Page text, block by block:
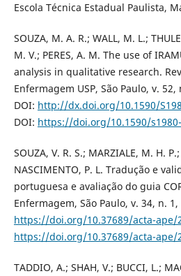
Escola Técnica Estadual Paulista,
SOUZA, M. A. R.; WALL, M. L.;
M. V.; PERES, A. M. The use of
analysis in qualitative research.
Enfermagem USP, São Paulo, v.
DOI: http://dx.doi.org/10.1590/
DOI: https://doi.org/10.1590/
SOUZA, V. R. S.; MARZIALE, M. H.
NASCIMENTO, P. L. Tradução e
portuguesa e avaliação do guia
Enfermagem, São Paulo, v. 34, n. 1,
https://doi.org/10.37689/acta-ape/
https://doi.org/10.37689/acta-ape/
TADDIO, A.; SHAH, V.; BUCCI, L.;